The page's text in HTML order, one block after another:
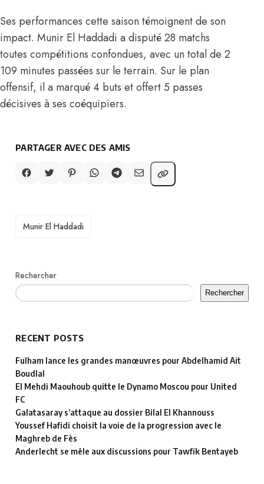
Ses performances cette saison témoignent de son
impact. Munir El Haddadi a disputé 28 matchs
toutes compétitions confondues, avec un total de 2
109 minutes passées sur le terrain. Sur le plan
offensif, il a marqué 4 buts et offert 5 passes
décisives à ses coéquipiers.
PARTAGER AVEC DES AMIS
TAGS
Munir El Haddadi
Rechercher
Rechercher
RECENT POSTS
Fulham lance les grandes manœuvres pour Abdelhamid Ait
Boudlal
El Mehdi Maouhoub quitte le Dynamo Moscou pour United
FC
Galatasaray s’attaque au dossier Bilal El Khannouss
Youssef Hafidi choisit la voie de la progression avec le
Maghreb de Fès
Anderlecht se mêle aux discussions pour Tawfik Bentayeb